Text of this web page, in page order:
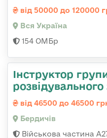
від 50000 до 120000
Вся Україна
154 ОМБр
Інструктор
від 46500 до 46500
Бердичів
Військова частина